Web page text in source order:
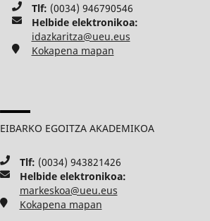
Tlf: (0034) 946790546
Helbide elektronikoa:
idazkaritza@ueu.eus
Kokapena mapan
EIBARKO EGOITZA AKADEMIKOA
Tlf: (0034) 943821426
Helbide elektronikoa:
markeskoa@ueu.eus
Kokapena mapan